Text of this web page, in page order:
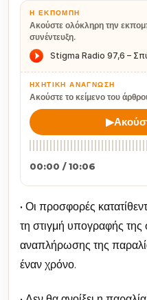
Η ΕΚΠΟΜΠΉ
Ακούστε ολόκληρη την
συνέντευξη.
ΗΧΗΤΙΚΉ ΑΝΆΓΝΩΣΗ
Ακούστε το κείμενο του
▶
00:00 / 10:06
• Οι προσφορές
τη στιγμή υπογραφής
αναπλήρωσης της
έναν χρόνο.